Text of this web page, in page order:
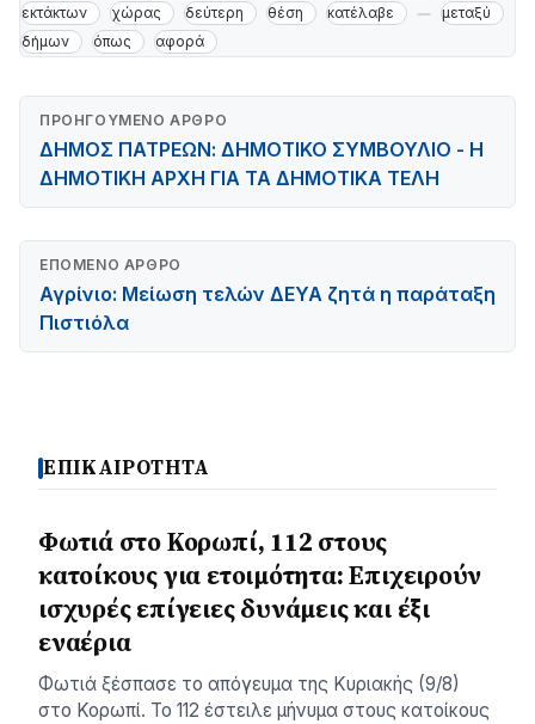
εκτάκτων
χώρας δεύτερη θέση κατέλαβε
μεταξύ
δήμων
όπως αφορά
ΠΡΟΗΓΟΎΜΕΝΟ ΆΡΘΡΟ
ΔΗΜΟΣ ΠΑΤΡΕΩΝ: ΔΗΜΟΤΙΚΟ ΣΥΜΒΟΥΛΙΟ - Η
ΔΗΜΟΤΙΚΗ ΑΡΧΗ ΓΙΑ ΤΑ ΔΗΜΟΤΙΚΑ ΤΕΛΗ
ΕΠΌΜΕΝΟ ΆΡΘΡΟ
Αγρίνιο: Μείωση τελών ΔΕΥΑ ζητά η παράταξη
Πιστιόλα
ΕΠΙΚΑΙΡΟΤΗΤΑ
Φωτιά στο Κορωπί, 112 στους
κατοίκους για ετοιμότητα: Επιχειρούν
ισχυρές επίγειες δυνάμεις και έξι
εναέρια
Φωτιά ξέσπασε το απόγευμα της Κυριακής (9/8)
στο Κορωπί. Το 112 έστειλε μήνυμα στους κατοίκους